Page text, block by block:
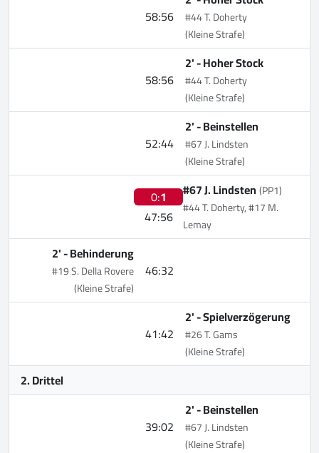
58:56
#44 T. Doherty
(Kleine Strafe)
58:56
2' -Hoher Stock
#44 T. Doherty
(Kleine Strafe)
52:44
2' -Beinstellen
#67 J. Lindsten
(Kleine Strafe)
0:1
47:56
#67 J. Lindsten(PP1)
#44 T. Doherty, #17 M.
Lemay
46:32
2' -Behinderung
#19 S. Della Rovere
(Kleine Strafe)
41:42
2' -Spielverzögerung
#26 T. Gams
(Kleine Strafe)
2. Drittel
39:02
2' -Beinstellen
#67 J. Lindsten
(Kleine Strafe)